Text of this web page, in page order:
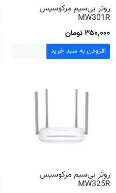
روتر بی‌سیم مرکوسیس
MW301R
۳۵۰٬۰۰۰ تومان
افزودن به سبد خرید
روتر بی‌سیم مرکوسیس
MW325R